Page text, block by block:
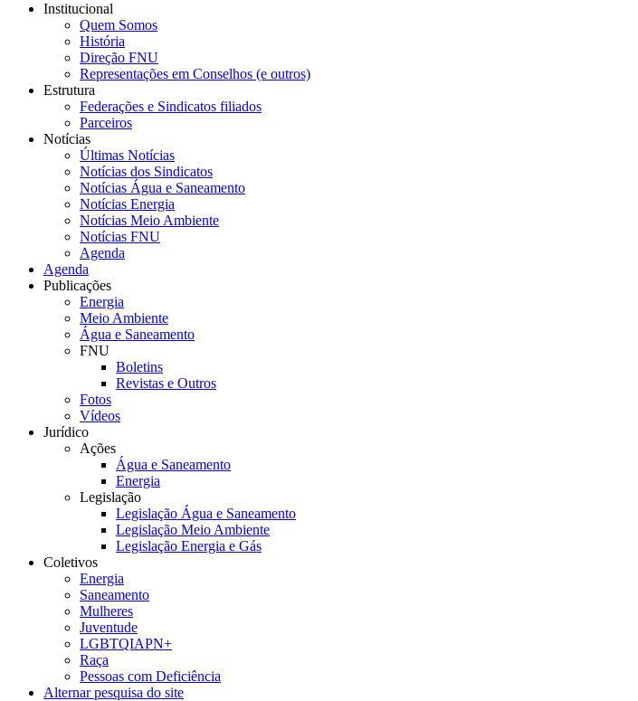
Institucional
Quem Somos
História
Direção FNU
Representações em Conselhos (e outros)
Estrutura
Federações e Sindicatos filiados
Parceiros
Notícias
Últimas Notícias
Notícias dos Sindicatos
Notícias Água e Saneamento
Notícias Energia
Notícias Meio Ambiente
Notícias FNU
Agenda
Agenda
Publicações
Energia
Meio Ambiente
Água e Saneamento
FNU
Boletins
Revistas e Outros
Fotos
Vídeos
Jurídico
Ações
Água e Saneamento
Energia
Legislação
Legislação Água e Saneamento
Legislação Meio Ambiente
Legislação Energia e Gás
Coletivos
Energia
Saneamento
Mulheres
Juventude
LGBTQIAPN+
Raça
Pessoas com Deficiência
Alternar pesquisa do site